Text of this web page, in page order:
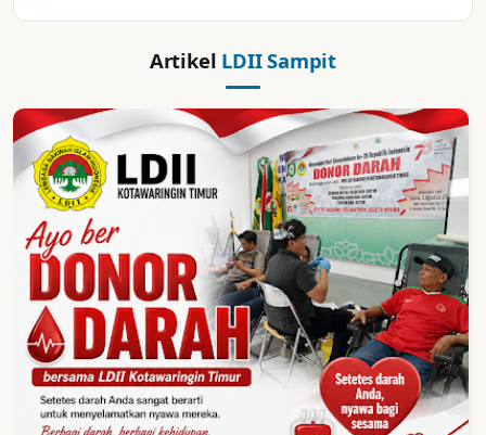
Artikel LDII Sampit